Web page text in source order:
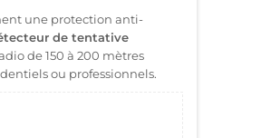
une protection anti-
de tentative
de 150 à 200 mètres
ou professionnels.